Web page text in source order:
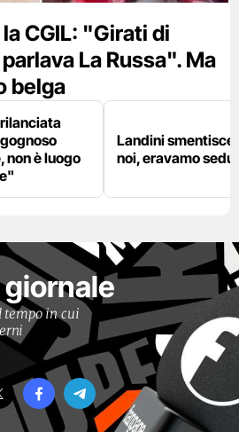
CGIL: "Girati di
La Russa". Ma
belga
non è luogo
Landini
noi, eravamo
giornale
tempo in cui